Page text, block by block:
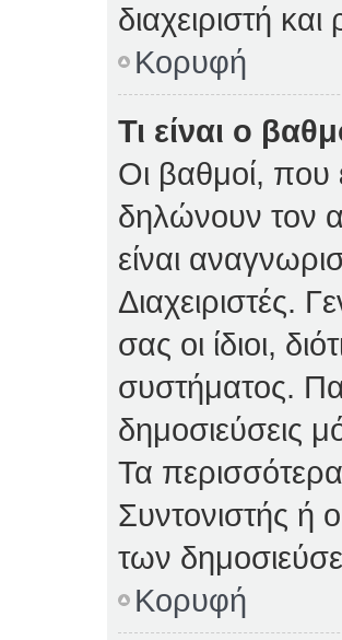
διαχειριστή
Κορυφή
Τι είναι ο
Οι βαθμοί, που
δηλώνουν τον
είναι
Διαχειριστές.
σας οι ίδιοι,
συστήματος.
δημοσιεύσεις
Τα περισσότερα
Συντονιστής ή
των
Κορυφή